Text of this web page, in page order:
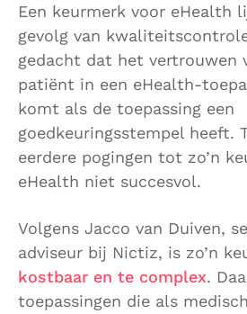
Een keurmerk voor eHealth
gevolg van
gedacht dat het vertrouwen
patiënt in een eHealth-
komt als de toepassing een
goedkeuringsstempel heeft.
eerdere pogingen tot zo’n
eHealth niet succesvol.
Volgens Jacco van Duiven,
adviseur bij Nictiz, is zo’n
kostbaar en te complex.
toepassingen die als